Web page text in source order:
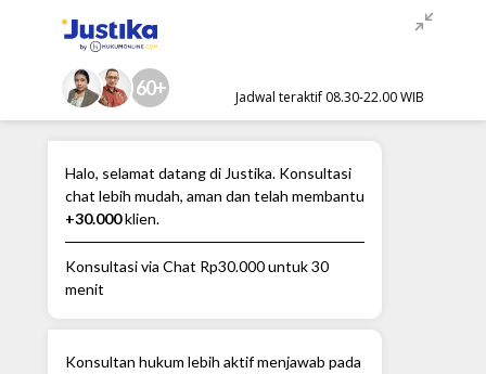
60+ Jadwal teraktif 08.30-22.00 WIB
Halo, selamat datang di Justika. Konsultasi
chat lebih mudah, aman dan telah membantu
+30.000klien.
Konsultasi via Chat Rp30.000untuk 30
menit
Konsultan hukum lebih aktif menjawab pada